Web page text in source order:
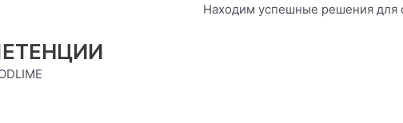
Находим успешные решения для